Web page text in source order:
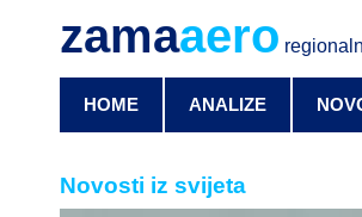
zamaaero
HOME ANALIZE
Novosti iz svijeta